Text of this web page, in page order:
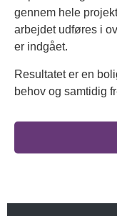
gennem hele
arbejdet udføres i
er indgået.
Resultatet er en
behov og samtidig